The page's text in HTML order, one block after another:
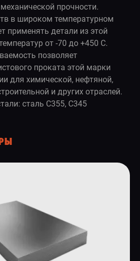
прочности.
в широком температурном
применять детали из этой
от -70 до +450 С.
позволяет
проката этой марки
для химической, нефтяной,
и других отраслей.
сталь С355, С345